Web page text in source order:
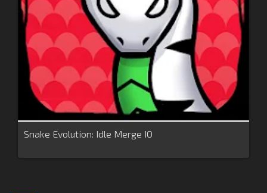
Snake Evolution: Idle Merge IO